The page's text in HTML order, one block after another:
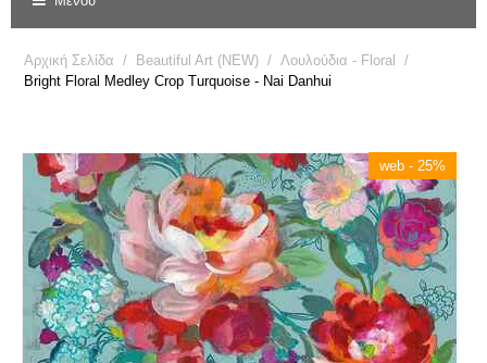
Αρχική Σελίδα / Beautiful Art (NEW) / Λουλούδια - Floral
/
Bright Floral Medley Crop Turquoise - Nai Danhui
web - 25%